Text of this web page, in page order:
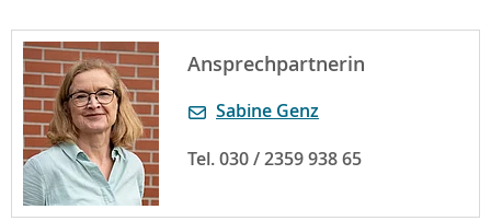
Ansprechpartnerin
Sabine Genz
Tel. 030 / 2359 938 65